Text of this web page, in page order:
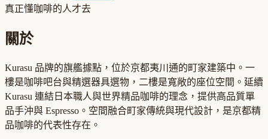
真正懂咖啡的人才去
關於
Kurasu 品牌的旗艦據點，位於京都夷川通的町家建築中。一
樓是咖啡吧台與精選器具選物，二樓是寬敞的座位空間。延續
Kurasu 連結日本職人與世界精品咖啡的理念，提供高品質單
品手沖與 Espresso。空間融合町家傳統與現代設計，是京都精
品咖啡的代表性存在。